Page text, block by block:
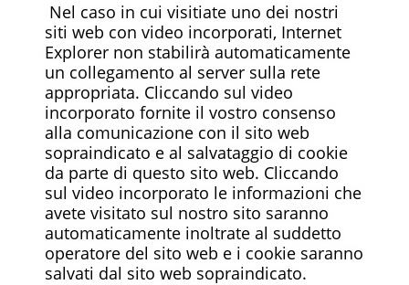
Nel caso in cui visitiate uno dei nostri
siti web con video incorporati, Internet
Explorer non stabilirà automaticamente
un collegamento al server sulla rete
appropriata. Cliccando sul video
incorporato fornite il vostro consenso
alla comunicazione con il sito web
sopraindicato e al salvataggio di cookie
da parte di questo sito web. Cliccando
sul video incorporato le informazioni che
avete visitato sul nostro sito saranno
automaticamente inoltrate al suddetto
operatore del sito web e i cookie saranno
salvati dal sito web sopraindicato.